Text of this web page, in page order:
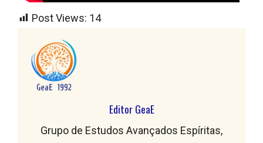
Post Views: 14
Editor GeaE
Grupo de Estudos Avançados Espíritas,